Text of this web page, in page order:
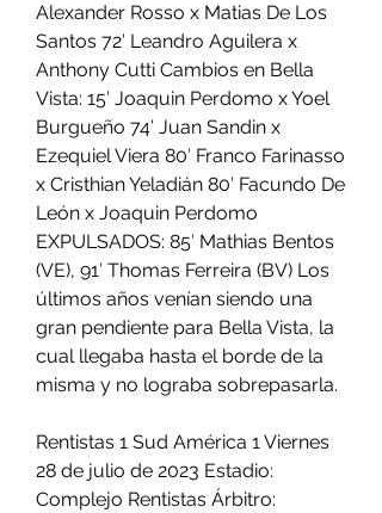
Alexander Rosso x Matias De Los
Santos 72′ Leandro Aguilera x
Anthony Cutti Cambios en Bella
Vista: 15′ Joaquin Perdomo x Yoel
Burgueño 74′ Juan Sandin x
Ezequiel Viera 80′ Franco Farinasso
x Cristhian Yeladián 80′ Facundo De
León x Joaquin Perdomo
EXPULSADOS: 85′ Mathias Bentos
(VE), 91′ Thomas Ferreira (BV) Los
últimos años venían siendo una
gran pendiente para Bella Vista, la
cual llegaba hasta el borde de la
misma y no lograba sobrepasarla.
Rentistas 1 Sud América 1 Viernes
28 de julio de 2023 Estadio:
Complejo Rentistas Árbitro: